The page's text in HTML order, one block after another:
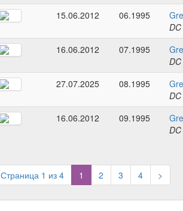
15.06.2012
06.1995
16.06.2012
07.1995
27.07.2025
08.1995
16.06.2012
09.1995
Страница 1 из 4 1 (current)
2 3 4 >